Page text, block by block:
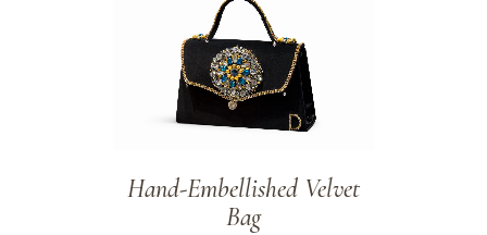
Hand-Embellished Velvet
Bag